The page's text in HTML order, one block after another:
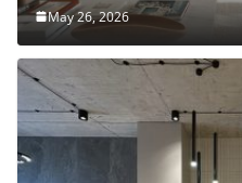
May 26, 2026